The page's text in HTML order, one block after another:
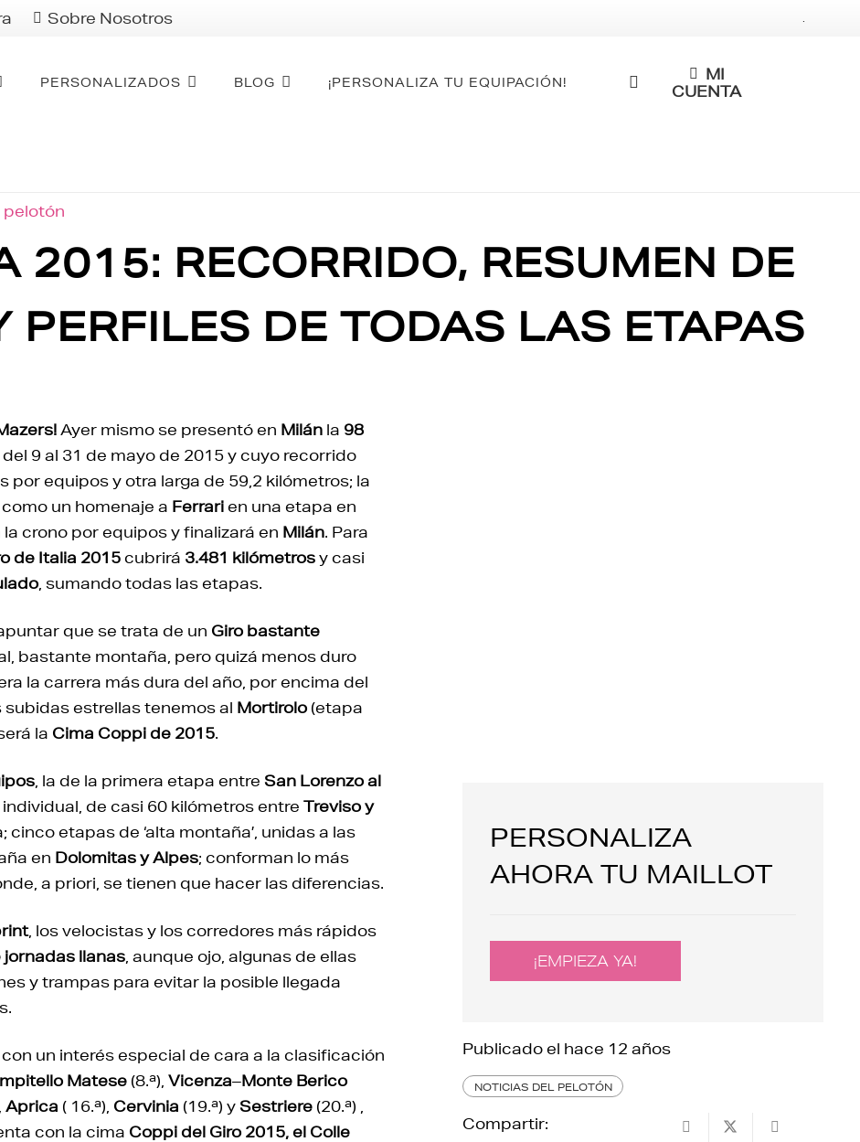
Sobre Nosotros .
PERSONALIZADOS BLOG ¡PERSONALIZA TU EQUIPACIÓN!
MI
CUENTA
pelotón
2015: RECORRIDO, RESUMEN DE
PERFILES DE TODAS LAS ETAPAS
Ayer mismo se presentó en Milán la 98
del 9 al 31 de mayo de 2015 y cuyo recorrido
equipos y otra larga de 59,2 kilómetros; la
como un homenaje a Ferrarien una etapa en
la crono por equipos y finalizará en Milán. Para
de Italia 2015cubrirá 3.481 kilómetrosy casi
, sumando todas las etapas.
que se trata de un Giro bastante
bastante montaña, pero quizá menos duro
la carrera más dura del año, por encima del
estrellas tenemos al Mortirolo (etapa
la Cima Coppi de 2015.
, la de la primera etapa entre San Lorenzo al
de casi 60 kilómetros entre Treviso y
cinco etapas de ‘alta montaña’, unidas a las
en Dolomitas y Alpes; conforman lo más
a priori, se tienen que hacer las diferencias.
, los velocistas y los corredores más rápidos
jornadas llanas , aunque ojo, algunas de ellas
y trampas para evitar la posible llegada
un interés especial de cara a la clasificación
Matese (8.ª), Vicenza–Monte Berico
Aprica ( 16.ª), Cervinia (19.ª) ySestriere (20.ª) ,
con la cima Coppi del Giro 2015, el Colle
PERSONALIZA
AHORA TU MAILLOT
¡EMPIEZA YA!
Publicado el hace 12 años
NOTICIAS DEL PELOTÓN
Compartir: